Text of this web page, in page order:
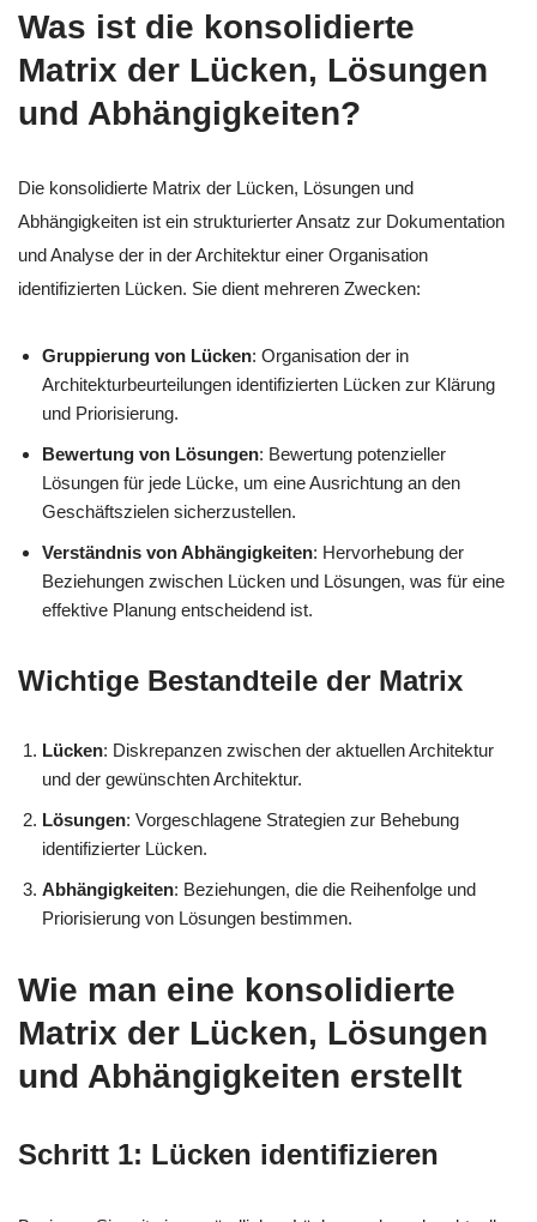
Was ist die konsolidierte
Matrix der Lücken, Lösungen
und Abhängigkeiten?
Die konsolidierte Matrix der Lücken, Lösungen und
Abhängigkeiten ist ein strukturierter Ansatz zur Dokumentation
und Analyse der in der Architektur einer Organisation
identifizierten Lücken. Sie dient mehreren Zwecken:
Gruppierung von Lücken: Organisation der in
Architekturbeurteilungen identifizierten Lücken zur Klärung
und Priorisierung.
Bewertung von Lösungen: Bewertung potenzieller
Lösungen für jede Lücke, um eine Ausrichtung an den
Geschäftszielen sicherzustellen.
Verständnis von Abhängigkeiten: Hervorhebung der
Beziehungen zwischen Lücken und Lösungen, was für eine
effektive Planung entscheidend ist.
Wichtige Bestandteile der Matrix
Lücken: Diskrepanzen zwischen der aktuellen Architektur
und der gewünschten Architektur.
Lösungen: Vorgeschlagene Strategien zur Behebung
identifizierter Lücken.
Abhängigkeiten: Beziehungen, die die Reihenfolge und
Priorisierung von Lösungen bestimmen.
Wie man eine konsolidierte
Matrix der Lücken, Lösungen
und Abhängigkeiten erstellt
Schritt 1: Lücken identifizieren